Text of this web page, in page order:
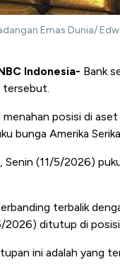
Emas Dunia/
Indonesia- Bank
tersebut.
menahan posisi di
bunga Amerika
Senin (11/5/2026)
terbalik
ditutup di
ini adalah yang